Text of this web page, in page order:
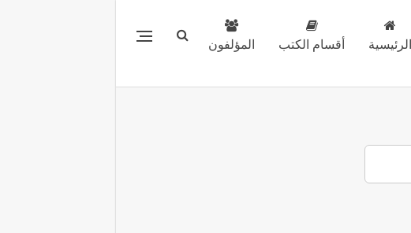
الرئيسية أقسام الكتب المؤلفون